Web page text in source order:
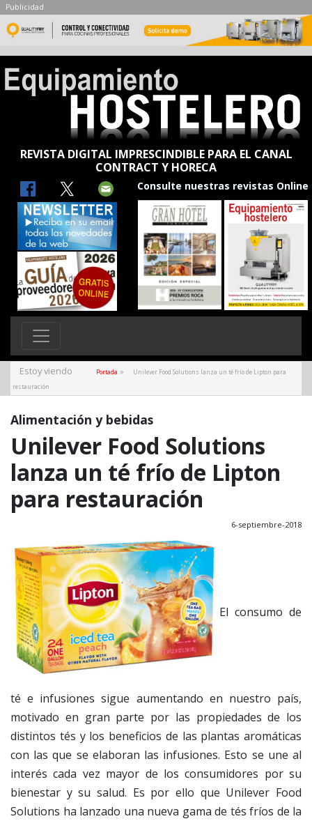
Publicidad
REVISTA DIGITAL IMPRESCINDIBLE PARA EL CANAL
CONTRACT Y HORECA
Consulte nuestras revistas Online
Estoy viendo Portada »
Unilever Food Solutions lanza un té frío de Lipton para
restauración
Alimentación y bebidas
Unilever Food Solutions
lanza un té frío de Lipton
para restauración
6-septiembre-2018
El consumo de
té e infusiones sigue aumentando en nuestro país,
motivado en gran parte por las propiedades de los
distintos tés y los beneficios de las plantas aromáticas
con las que se elaboran las infusiones. Esto se une al
interés cada vez mayor de los consumidores por su
bienestar y su salud. Es por ello que Unilever Food
Solutions ha lanzado una nueva gama de tés fríos de la